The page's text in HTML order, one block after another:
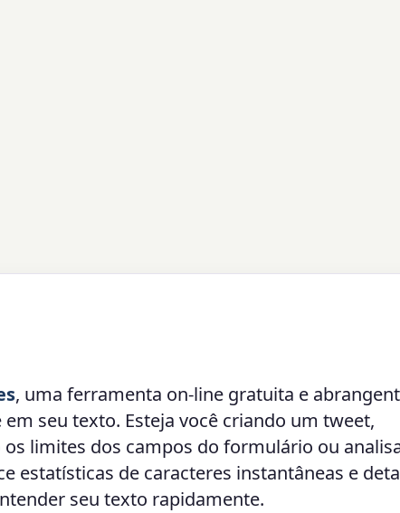
, uma ferramenta on-line gratuita e
seu texto. Esteja você criando um tweet,
limites dos campos do formulário ou
estatísticas de caracteres instantâneas e
seu texto rapidamente.